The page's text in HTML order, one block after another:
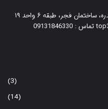
تهران، خیابان شهید مطهری، خیابان خرمدره، ساختمان فجر، طبقه ۶ واحد ۱۹
(3)
(14)